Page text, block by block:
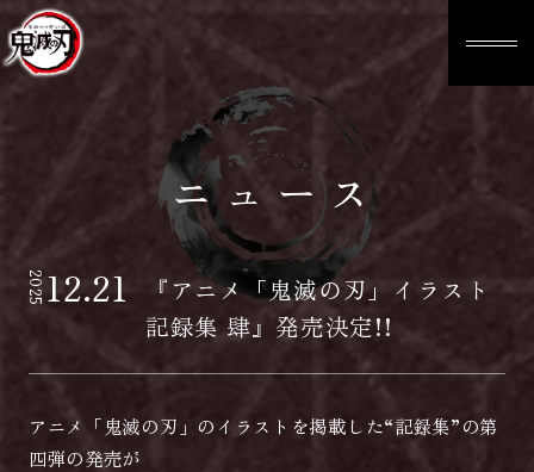
ニュース
202512.21
『アニメ「鬼滅の刃」イラスト
記録集 肆』発売決定!!
アニメ「鬼滅の刃」のイラストを掲載した“記録集”の第
四弾の発売が